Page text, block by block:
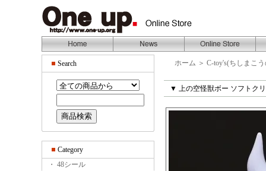
Search
Category
・ 48シール
ホーム ＞ C-toy's(ちしまこ
▼ 上の空怪獣ボー ソフトク